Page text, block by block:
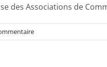
des Associations de